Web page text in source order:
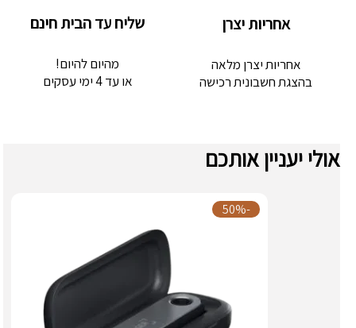
אחריות יצרן
אחריות יצרן מלאה
בהצגת חשבונית רכישה
שליח עד הבית חינם
מהיום להיום!
או עד 4 ימי עסקים
אולי יעניין אותכם